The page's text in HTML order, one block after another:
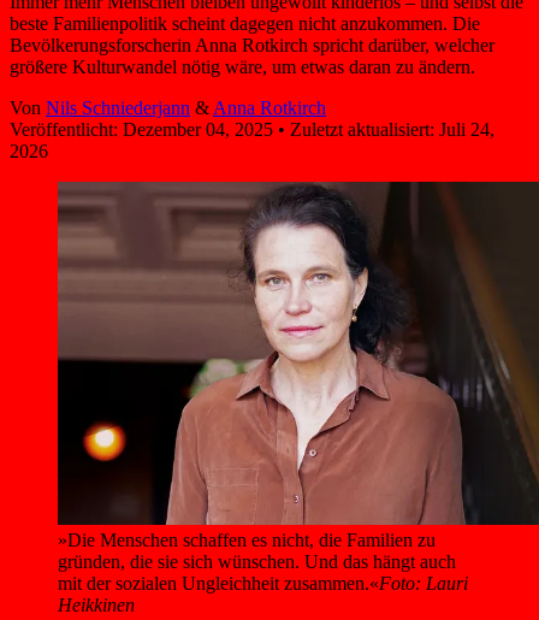
beste Familienpolitik scheint dagegen nicht anzukommen. Die
Bevölkerungsforscherin Anna Rotkirch spricht darüber, welcher
größere Kulturwandel nötig wäre, um etwas daran zu ändern.
Von Nils Schniederjann & Anna Rotkirch
Veröffentlicht: Dezember 04, 2025 • Zuletzt aktualisiert: Juli 24,
2026
»Die Menschen schaffen es nicht, die Familien zu
gründen, die sie sich wünschen. Und das hängt auch
mit der sozialen Ungleichheit zusammen.«Foto: Lauri
Heikkinen